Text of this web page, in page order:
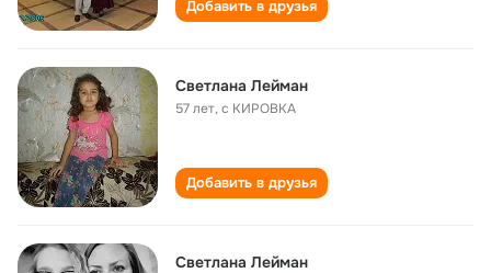
Добавить в друзья
Светлана Лейман
57 лет,с КИРОВКА
Добавить в друзья
Светлана Лейман